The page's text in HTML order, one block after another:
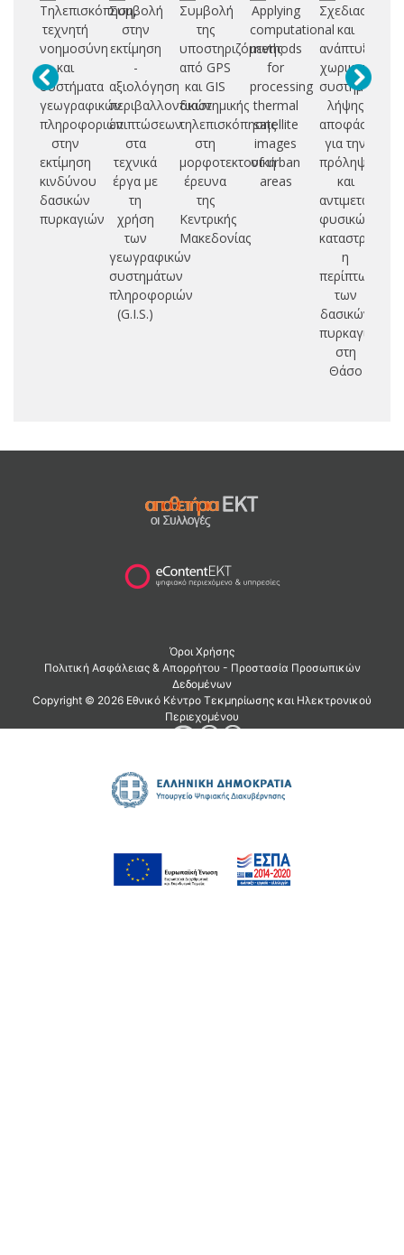
Τηλεπισκόπηση,
τεχνητή
νοημοσύνη
και
συστήματα
γεωγραφικών
πληροφοριών
στην
εκτίμηση
κινδύνου
δασικών
πυρκαγιών
Συμβολή
στην
εκτίμηση
-
αξιολόγηση
περιβαλλοντικών
επιπτώσεων
στα
τεχνικά
έργα με
τη
χρήση
των
γεωγραφικών
συστημάτων
πληροφοριών
(G.I.S.)
Συμβολή
της
υποστηριζόμενης
από GPS
και GIS
διαστημικής
τηλεπισκόπησης
στη
μορφοτεκτονική
έρευνα
της
Κεντρικής
Μακεδονίας
Applying
computational
methods
for
processing
thermal
satellite
images
of urban
areas
Σχεδιασμός
και
ανάπτυξη
χωρικού
συστήματος
λήψης
αποφάσεων
για την
πρόληψη
και
αντιμετώπιση
φυσικών
καταστροφών:
η
περίπτωση
των
δασικών
πυρκαγιών
στη
Θάσο